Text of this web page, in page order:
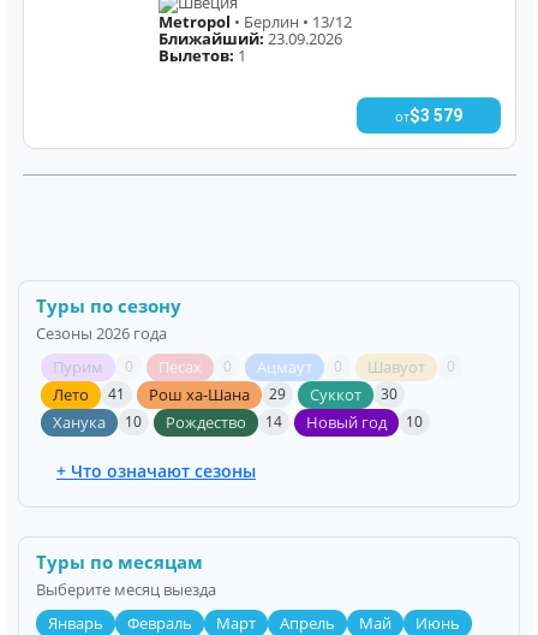
Metropol • Берлин • 13/12
Ближайший:23.09.2026
Вылетов: 1
от$3 579
Туры по сезону
Сезоны 2026 года
Пурим
0 Песах 0 Ацмаут 0 Шавуот 0
Лето 41 Рош ха-Шана 29 Суккот 30
Ханука 10 Рождество 14 Новый год 10
+ Что означают сезоны
Туры по месяцам
Выберите месяц выезда
Январь
Февраль Март Апрель Май
Июнь